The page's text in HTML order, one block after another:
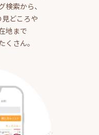
検索から、
どころや
地まで
くさん。